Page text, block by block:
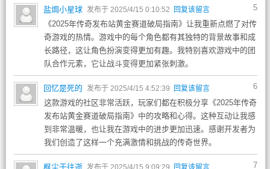
5
盐焗小星球 发布于 2025/4/15 0:10:52 回复该留言
《2025年传奇发布站黄金赛道破局指南》让我重新点燃了对传
奇游戏的热情。游戏中的每个角色都有其独特的背景故事和成
长路径，这让角色扮演变得更加有趣。我特别喜欢游戏中的团
队合作元素，它让战斗变得更加紧张刺激。
6
回忆是死的 发布于 2025/4/15 4:52:39 回复该留言
这款游戏的社区非常活跃，玩家们都在积极分享《2025年传奇
发布站黄金赛道破局指南》中的攻略和心得。这种互动让我感
到非常温暖，也让我在游戏中的进步更加迅速。感谢开发者为
我们创造了这样一个充满激情和挑战的传奇世界。
7
枫尘于往逝 发布于 2025/4/15 9:09:29 回复该留言